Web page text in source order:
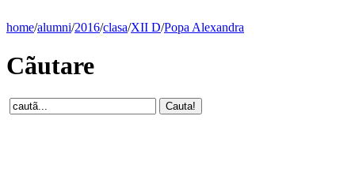
home/alumni/2016/clasa/XII D/Popa Alexandra
Cãutare